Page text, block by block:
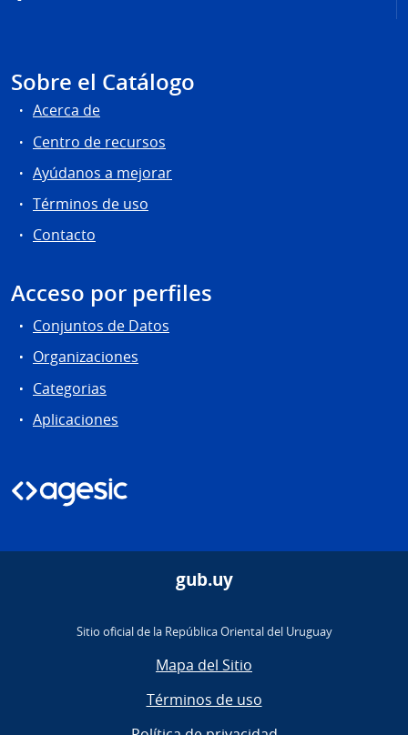
Sobre el Catálogo
Acerca de
Centro de recursos
Ayúdanos a mejorar
Términos de uso
Contacto
Acceso por perfiles
Conjuntos de Datos
Organizaciones
Categorias
Aplicaciones
gub.uy
Sitio oficial de la República Oriental del Uruguay
Mapa del Sitio
Términos de uso